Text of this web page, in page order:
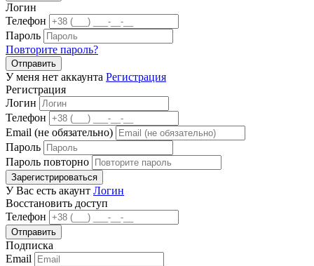
Логин
Телефон
Пароль
Повторите пароль?
Отправить
У меня нет аккаунта Регистрация
Регистрация
Логин
Телефон
Email (не обязательно)
Пароль
Пароль повторно
Зарегистрироваться
У Вас есть акаунт Логин
Восстановить доступ
Телефон
Отправить
Подписка
Email